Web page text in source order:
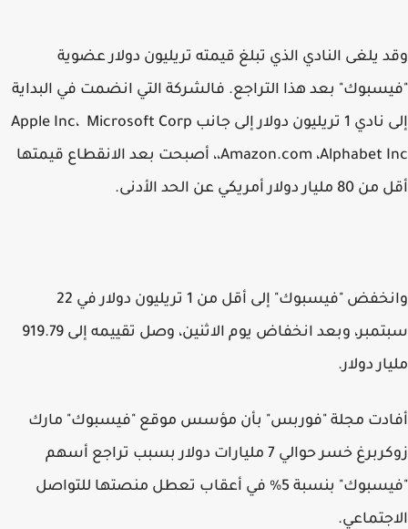
وقد يلغى النادي الذي تبلغ قيمته تريليون دولار عضوية
"فيسبوك" بعد هذا التراجع. فالشركة التي انضمت في البداية
إلى نادي 1 تريليون دولار إلى جانب Apple Inc، Microsoft Corp
،Amazon.com ،Alphabet Inc، أصبحت بعد الانقطاع قيمتها
أقل من 80 مليار دولار أمريكي عن الحد الأدنى.
وانخفض "فيسبوك" إلى أقل من 1 تريليون دولار في 22
سبتمبر، وبعد انخفاض يوم الاثنين، وصل تقييمه إلى 919.79
مليار دولار.
أفادت مجلة "فوربس" بأن مؤسس موقع "فيسبوك" مارك
زوكربرغ خسر حوالي 7 مليارات دولار بسبب تراجع أسهم
"فيسبوك" بنسبة 5% في أعقاب تعطل منصتها للتواصل
الاجتماعي.